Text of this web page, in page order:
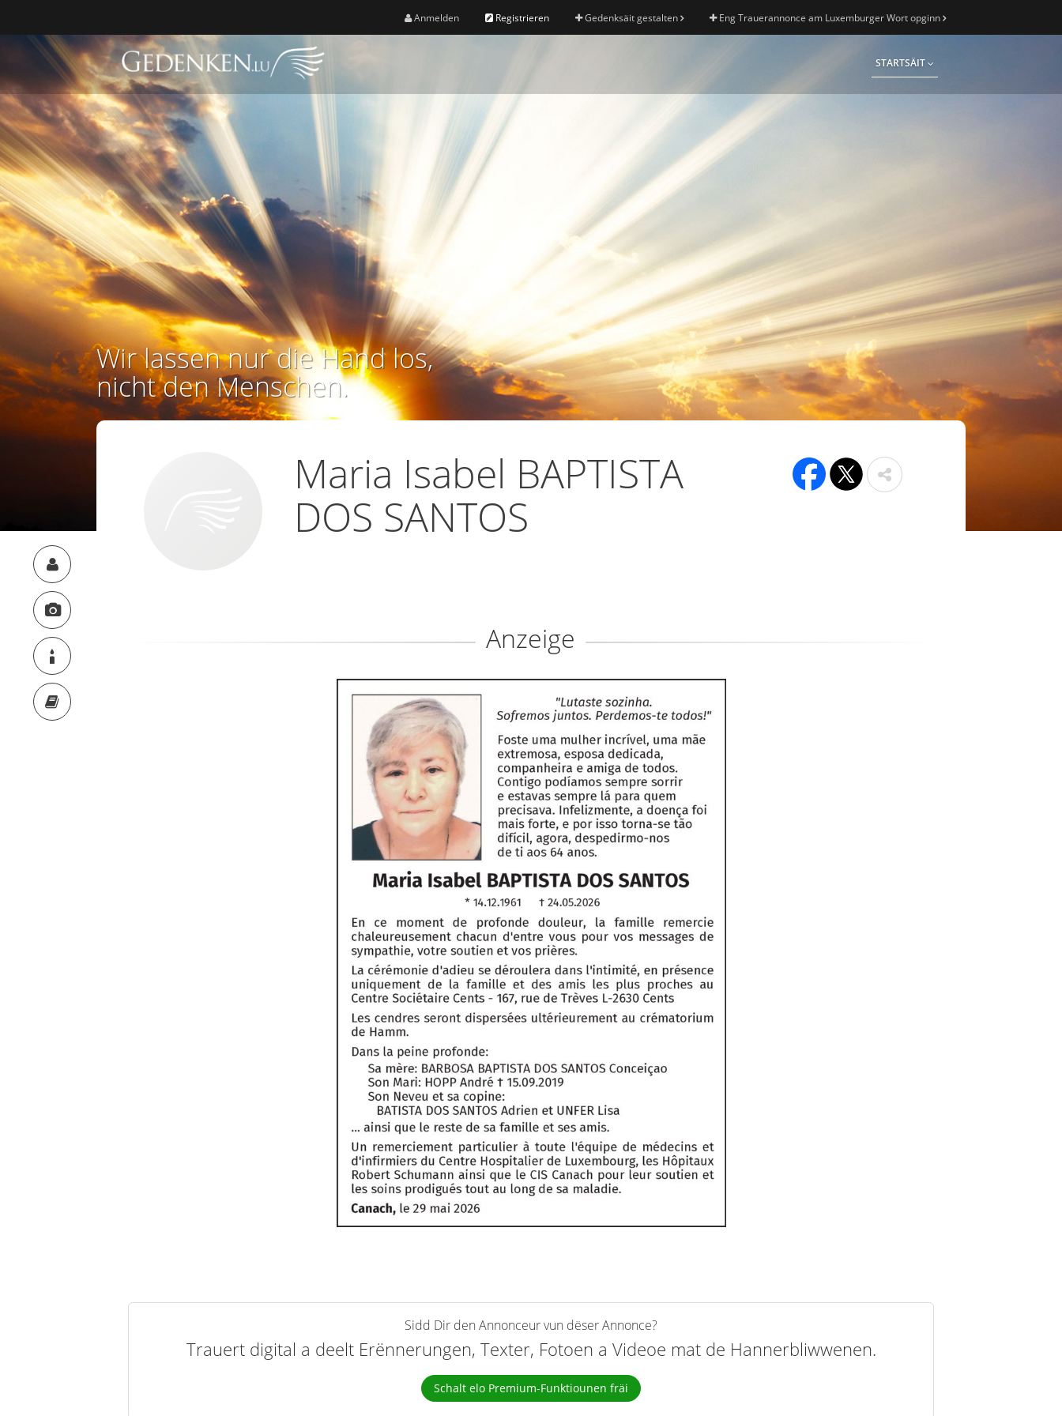
Anmelden Registrieren Gedenksäit gestalten Eng Trauerannonce am Luxemburger Wort opginn
STARTSÄIT
Wir lassen nur die Hand los,
nicht den Menschen.
Maria Isabel BAPTISTA
DOS SANTOS
Anzeige
Sidd Dir den Annonceur vun dëser Annonce?
Trauert digital a deelt Erënnerungen, Texter, Fotoen a Videoe mat de Hannerbliwwenen.
Schalt elo Premium-Funktiounen fräi